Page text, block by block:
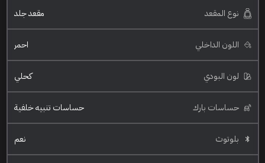
نوع المقعد مقعد جلد
اللون الداخلي احمر
لون البودي كحلي
حساسات بارك حساسات تنبيه خلفية
بلوتوث نعم